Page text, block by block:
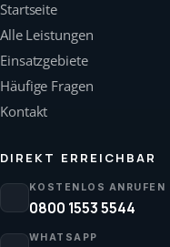
Startseite
Alle Leistungen
Einsatzgebiete
Häufige Fragen
Kontakt
DIREKT ERREICHBAR
KOSTENLOS ANRUFEN
0800 1553 5544
WHATSAPP